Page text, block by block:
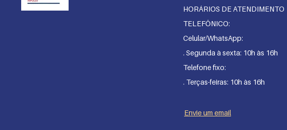
HORÁRIOS DE ATENDIMENTO
TELEFÔNICO:
Celular/WhatsApp:
. Segunda à sexta: 10h às 16h
Telefone fixo:
. Terças-feiras: 10h às 16h
Envie um email